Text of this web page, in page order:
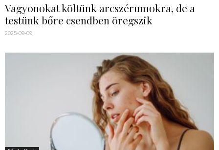
Vagyonokat költünk arcszérumokra, de a
testünk bőre csendben öregszik
2025-09-09